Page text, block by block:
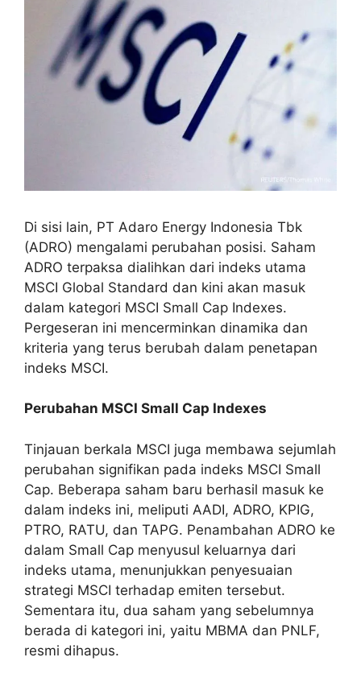
Di sisi lain, PT Adaro Energy Indonesia Tbk
(ADRO) mengalami perubahan posisi. Saham
ADRO terpaksa dialihkan dari indeks utama
MSCI Global Standard dan kini akan masuk
dalam kategori MSCI Small Cap Indexes.
Pergeseran ini mencerminkan dinamika dan
kriteria yang terus berubah dalam penetapan
indeks MSCI.
Perubahan MSCI Small Cap Indexes
Tinjauan berkala MSCI juga membawa sejumlah
perubahan signifikan pada indeks MSCI Small
Cap. Beberapa saham baru berhasil masuk ke
dalam indeks ini, meliputi AADI, ADRO, KPIG,
PTRO, RATU, dan TAPG. Penambahan ADRO ke
dalam Small Cap menyusul keluarnya dari
indeks utama, menunjukkan penyesuaian
strategi MSCI terhadap emiten tersebut.
Sementara itu, dua saham yang sebelumnya
berada di kategori ini, yaitu MBMA dan PNLF,
resmi dihapus.